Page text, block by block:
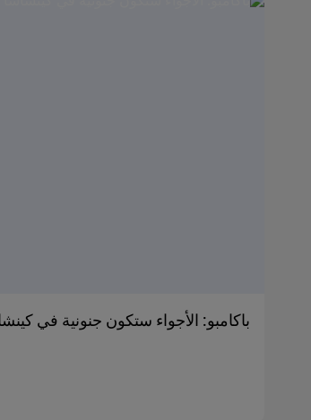
باكامبو: الأجواء ستكون جنونية في